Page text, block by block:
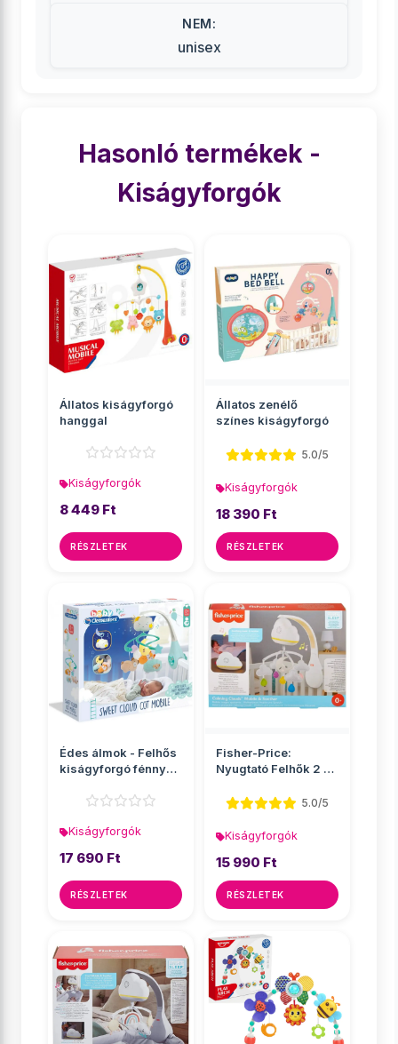
NEM:
unisex
Hasonló termékek -
Kiságyforgók
Állatos kiságyforgó
hanggal
Kiságyforgók
8 449 Ft
RÉSZLETEK
Állatos zenélő
színes kiságyforgó
5.0/5
Kiságyforgók
18 390 Ft
RÉSZLETEK
Édes álmok - Felhős
kiságyforgó fénnyel
Kiságyforgók
17 690 Ft
RÉSZLETEK
Fisher-Price:
Nyugtató Felhők 2 az
fé...
5.0/5
Kiságyforgók
15 990 Ft
RÉSZLETEK